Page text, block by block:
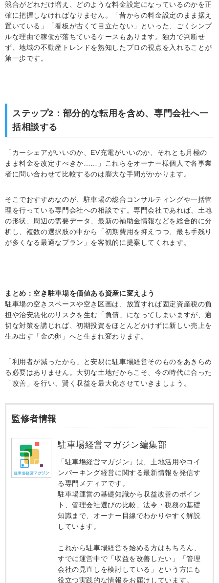
競合がどれだけ増え、どのような料金設定になっているのかを正
確に把握しなければなりません。「昔からの料金設定のまま据え
置いている」「看板が古くて目立たない」といった、ごくシンプ
ルな理由で稼働が落ちているケースもあります。独力で判断せ
ず、地域の不動産トレンドを熟知したプロの視点を入れることが
第一歩です。
ステップ2：部分的な転用を含め、専門会社へ一
括相談する
「カーシェアがいいのか、EV充電がいいのか、それとも月極の
まま料金を改定すべきか……」これらをオーナー様個人で各事業
者に問い合わせて比較するのは膨大な手間がかかります。
そこでおすすめなのが、駐車場の総合コンサルティングや一括管
理を行っている専門会社への相談です。専門会社であれば、土地
の形状、周辺の需要データ、最新の補助金情報などを総合的に分
析し、複数の選択肢の中から「初期費用を抑えつつ、最も手残り
が多くなる最適なプラン」を客観的に提案してくれます。
まとめ：空き駐車場を価値ある資産に変えよう
駐車場の空きスペースや空き区画は、放置すれば固定資産税の負
担や治安悪化のリスクを生む「負債」になってしまいますが、適
切な対策を講じれば、初期投資をほとんどかけずに新しい売上を
生み出す「金の卵」へと生まれ変わります。
「利用者が減ったから」と安易に駐車場経営そのものをあきらめ
る必要はありません。大切な土地だからこそ、今の時代に合った
「改善」を行い、賢く収益を最大化させていきましょう。
監修者情報
駐車場経営マガジン編集部
「駐車場経営マガジン」は、土地活用やコイ
ンパーキング経営に関する最新情報を発信す
る専門メディアです。
駐車場運営の基礎知識から収益改善のポイン
ト、管理会社選びの比較、法令・税務の基礎
知識まで、オーナー目線でわかりやすく解説
しています。
これから駐車場経営を始める方はもちろん、
すでに運営中で「収益を改善したい」「管理
会社の見直しを検討している」という方にも
役立つ実践的な情報をお届けしています。